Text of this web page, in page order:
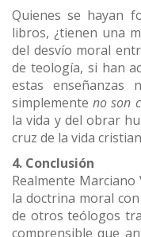
Quienes se hayan
libros, ¿tienen una
del desvío moral
de teología, si han
estas enseñanzas
simplementeno son
la vida y del obrar
cruz de la vida
4. Conclusión
Realmente
la doctrina moral
de otros teólogos
comprensible que